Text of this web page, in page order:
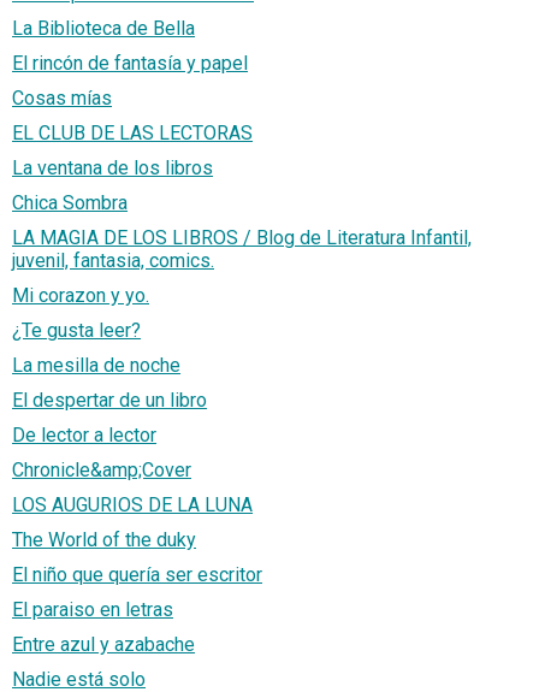
La Biblioteca de Bella
El rincón de fantasía y papel
Cosas mías
EL CLUB DE LAS LECTORAS
La ventana de los libros
Chica Sombra
LA MAGIA DE LOS LIBROS / Blog de Literatura Infantil,
juvenil, fantasia, comics.
Mi corazon y yo.
¿Te gusta leer?
La mesilla de noche
El despertar de un libro
De lector a lector
Chronicle&amp;Cover
LOS AUGURIOS DE LA LUNA
The World of the duky
El niño que quería ser escritor
El paraiso en letras
Entre azul y azabache
Nadie está solo